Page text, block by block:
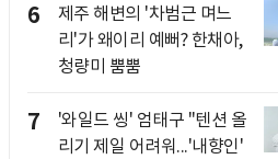
6
제주 해변의 '차범근 며느
리'가 왜이리 예뻐? 한채아,
청량미 뿜뿜
7
'와일드 씽' 엄태구 "텐션 올
리기 제일 어려워...'내향인'